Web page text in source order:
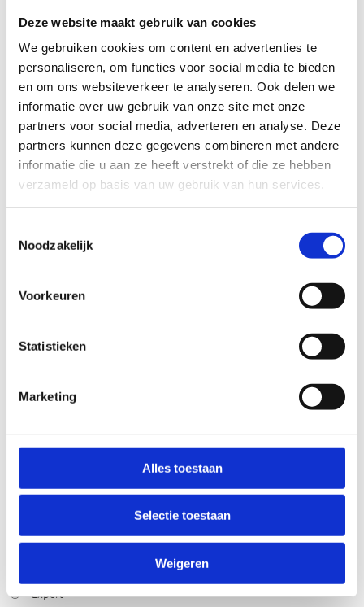
Deze website maakt gebruik van cookies
We gebruiken cookies om content en advertenties te
personaliseren, om functies voor social media te bieden
en om ons websiteverkeer te analyseren. Ook delen we
informatie over uw gebruik van onze site met onze
partners voor social media, adverteren en analyse. Deze
partners kunnen deze gegevens combineren met andere
informatie die u aan ze heeft verstrekt of die ze hebben
verzameld op basis van uw gebruik van hun services.
Noodzakelijk
Voorkeuren
Statistieken
Marketing
Alles toestaan
Selectie toestaan
Weigeren
licht zwaar
TECHNISCHE MOEILIJKHEIDSGRAAD
moeilijk
BEWEGWIJZERING
slecht
TIP:ontbrekende signalisatie kan je melden via het
STAAT VAN PARCOURS(ONDERGROND, BEGROEIING, ONDERHOUD)
slecht
WEER
NIVEAU
Expert